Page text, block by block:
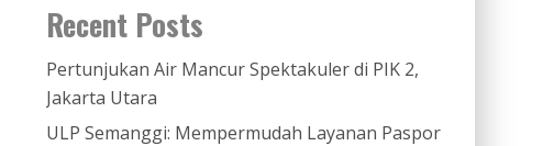
Recent Posts
Pertunjukan Air Mancur Spektakuler di PIK 2,
Jakarta Utara
ULP Semanggi: Mempermudah Layanan Paspor